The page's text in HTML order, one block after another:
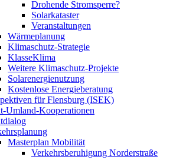
Drohende Stromsperre?
Solarkataster
Veranstaltungen
Wärmeplanung
Klimaschutz-Strategie
KlasseKlima
Weitere Klimaschutz-Projekte
Solarenergienutzung
Kostenlose Energieberatung
für Flensburg (ISEK)
Umland-Kooperationen
Masterplan Mobilität
Verkehrsberuhigung Norderstraße